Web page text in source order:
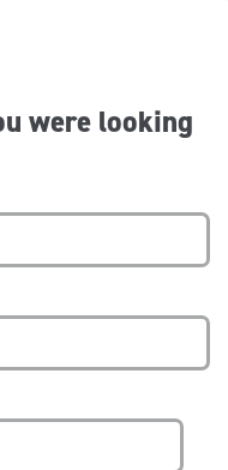
were looking